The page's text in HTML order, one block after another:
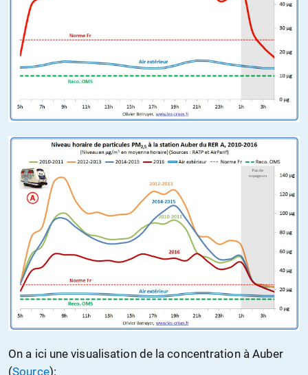
On a ici une visualisation de la concentration à Auber
(Source):